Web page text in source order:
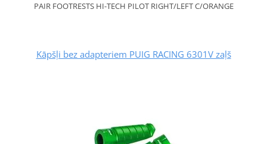
PAIR FOOTRESTS HI-TECH PILOT RIGHT/LEFT C/ORANGE
Kāpšļi bez adapteriem PUIG RACING 6301V zaļš